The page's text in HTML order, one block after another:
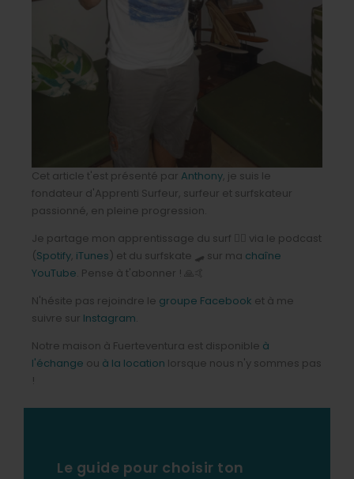
Cet article t'est présenté par Anthony , je suis le
fondateur d'Apprenti Surfeur, surfeur et surfskateur
passionné, en pleine progression.
Je partage mon apprentissage du surf 🏄‍♂️ via le podcast
(Spotify iTunes) et du surfskate 🛹 sur ma chaîne
YouTube . Pense à t'abonner ! 🙏🤙
N'hésite pas rejoindre le groupe Facebook et à me
suivre sur Instagram
Notre maison à Fuerteventura est disponible à
l'échange ou à la location lorsque nous n'y sommes pas
!
Le guide pour choisir ton